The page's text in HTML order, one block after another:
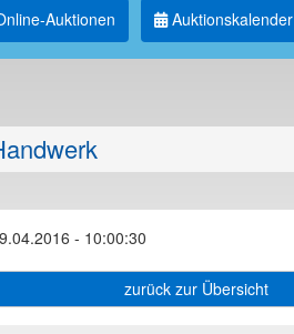
Auktionen Auktionskalender
- 10:00:30
zurück zur Übersicht